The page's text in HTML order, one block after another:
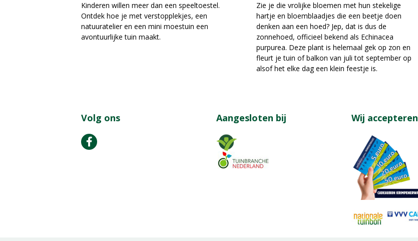
Kinderen willen meer dan een speeltoestel.
Ontdek hoe je met verstopplekjes, een
natuuratelier en een mini moestuin een
avontuurlijke tuin maakt.
Zie je die vrolijke bloemen met hun stekelige
hartje en bloemblaadjes die een beetje doen
denken aan een hoed? Jep, dat is dus de
zonnehoed, officieel bekend als Echinacea
purpurea. Deze plant is helemaal gek op zon en
fleurt je tuin of balkon van juli tot september op
alsof het elke dag een klein feestje is.
Volg ons Aangesloten bij Wij accepteren